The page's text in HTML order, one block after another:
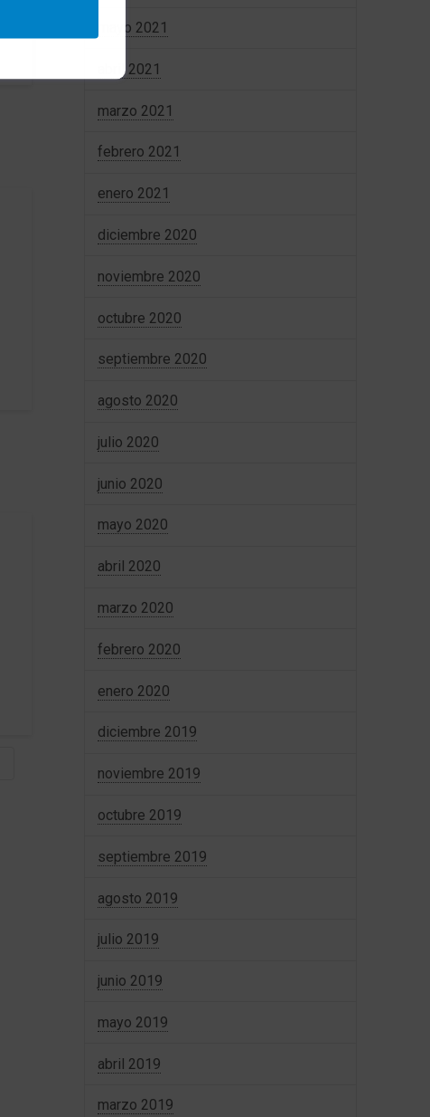
mayo 2021
abril 2021
marzo 2021
febrero 2021
enero 2021
diciembre 2020
noviembre 2020
octubre 2020
septiembre 2020
agosto 2020
julio 2020
junio 2020
mayo 2020
abril 2020
marzo 2020
febrero 2020
enero 2020
diciembre 2019
noviembre 2019
octubre 2019
septiembre 2019
agosto 2019
julio 2019
junio 2019
mayo 2019
abril 2019
marzo 2019